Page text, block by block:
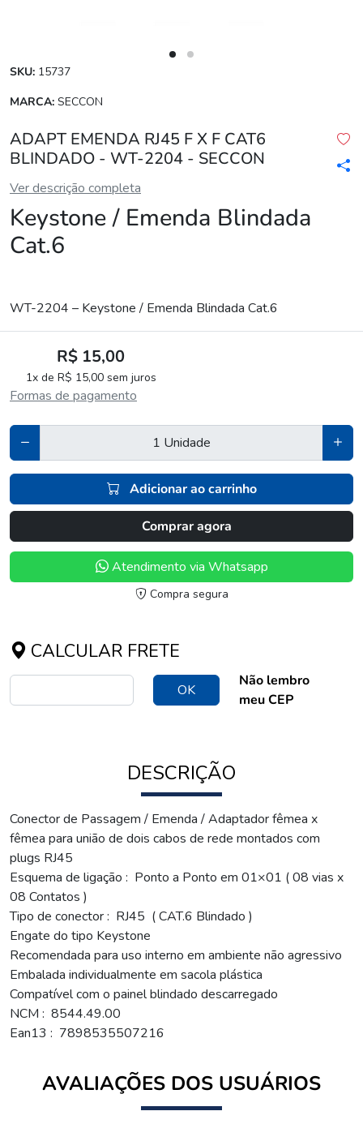
SKU: 15737
MARCA: SECCON
ADAPT EMENDA RJ45 F X F CAT6
BLINDADO - WT-2204 - SECCON
Ver descrição completa
Keystone / Emenda Blindada
Cat.6
WT-2204 – Keystone / Emenda Blindada Cat.6
R$ 15,00
1x de R$ 15,00 sem juros
Formas de pagamento
Adicionar ao carrinho
Comprar agora
Atendimento via Whatsapp
Compra segura
CALCULAR FRETE
OK
Não lembro
meu CEP
DESCRIÇÃO
Conector de Passagem / Emenda / Adaptador fêmea x
fêmea para união de dois cabos de rede montados com
plugs RJ45
Esquema de ligação : Ponto a Ponto em 01×01 ( 08 vias x
08 Contatos )
Tipo de conector : RJ45 ( CAT.6 Blindado )
Engate do tipo Keystone
Recomendada para uso interno em ambiente não agressivo
Embalada individualmente em sacola plástica
Compatível com o painel blindado descarregado
NCM : 8544.49.00
Ean13 : 7898535507216
AVALIAÇÕES DOS USUÁRIOS